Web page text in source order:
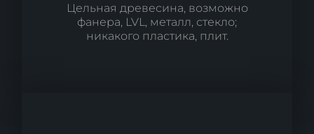
Цельная древесина, возможно
фанера, LVL, металл, стекло;
никакого пластика, плит.